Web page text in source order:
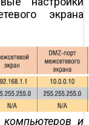
экрана
компьютеров и